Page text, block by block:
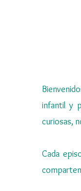
infantil y
curiosas,
Cada